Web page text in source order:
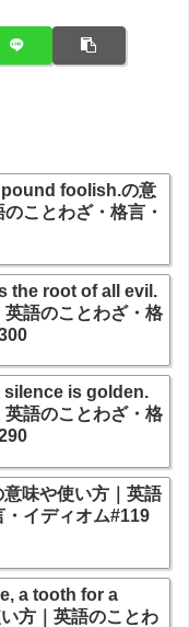
foolish.の意
ことわざ・格言・
the root of all evil.
語のことわざ・格
is golden.
語のことわざ・格
味や使い方｜英語
イディオム#119
a tooth for a
方｜英語のことわ